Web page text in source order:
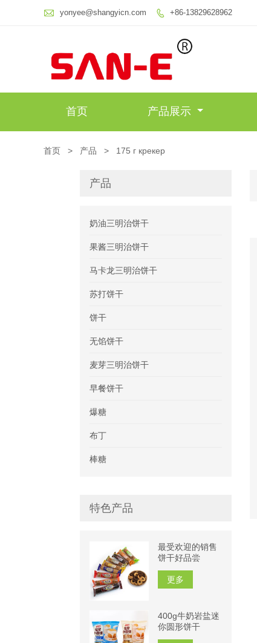
 yonyee@shangyicn.com  +86-13829628962
首页 产品展示
首页 > 产品 > 175 г крекер
产品
奶油三明治饼干
果酱三明治饼干
马卡龙三明治饼干
苏打饼干
饼干
无馅饼干
麦芽三明治饼干
早餐饼干
爆糖
布丁
棒糖
特色产品
最受欢迎的销售
饼干好品尝
更多
400g牛奶岩盐迷
你圆形饼干